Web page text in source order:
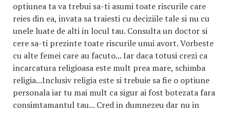
optiunea ta va trebui sa-ti asumi toate riscurile care
reies din ea, invata sa traiesti cu deciziile tale si nu cu
unele luate de alti in locul tau. Consulta un doctor si
cere sa-ti prezinte toate riscurile unui avort. Vorbeste
cu alte femei care au facuto... Iar daca totusi crezi ca
incarcatura religioasa este mult prea mare, schimba
religia...Inclusiv religia este si trebuie sa fie o optiune
personala iar tu mai mult ca sigur ai fost botezata fara
consimtamantul tau... Cred in dumnezeu dar nu in